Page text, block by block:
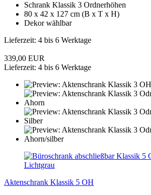
Schrank Klassik 3 Ordnerhöhen
80 x 42 x 127 cm (B x T x H)
Dekor wählbar
Lieferzeit: 4 bis 6 Werktage
339,00 EUR
Lieferzeit: 4 bis 6 Werktage
Aktenschrank Klassik 5 OH